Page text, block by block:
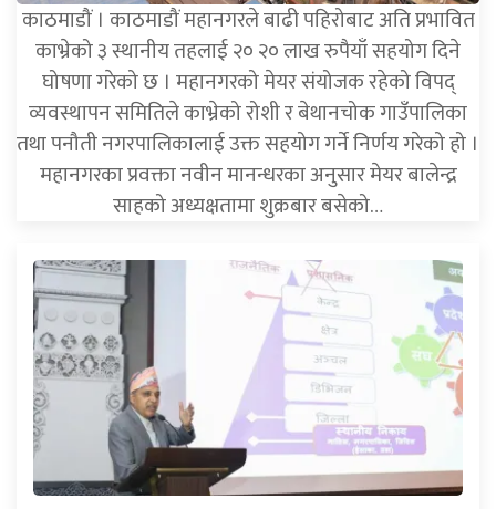
काठमाडौं । काठमाडौं महानगरले बाढी पहिरोबाट अति प्रभावित
काभ्रेको ३ स्थानीय तहलाई २० २० लाख रुपैयाँ सहयोग दिने
घोषणा गरेको छ । महानगरको मेयर संयोजक रहेको विपद्
व्यवस्थापन समितिले काभ्रेको रोशी र बेथानचोक गाउँपालिका
तथा पनौती नगरपालिकालाई उक्त सहयोग गर्ने निर्णय गरेको हो ।
महानगरका प्रवक्ता नवीन मानन्धरका अनुसार मेयर बालेन्द्र
साहको अध्यक्षतामा शुक्रबार बसेको…